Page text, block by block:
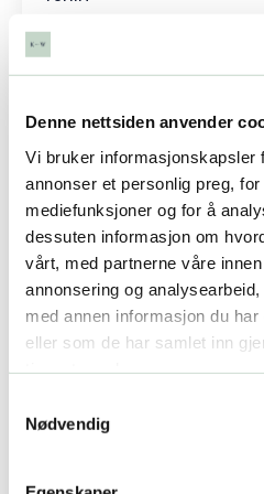
Denne nettsiden anvender
Vi bruker informasjonskapsler
annonser et personlig preg,
mediefunksjoner og for å
dessuten informasjon om
vårt, med partnerne våre
annonsering og
med annen informasjon du har
eller som de har samlet inn
Nødvendig
Vil du ha mer energi
Kanskje var det bare
passet inn?
Samtidig hadde jeg en
være en fin plass for meg et
hadde jeg jo vært flink!
Jeg hadde alltid gjort det
headhuntet til lokalavisa da
videregående. Jeg hadde
tillit og ønsket meg oppover